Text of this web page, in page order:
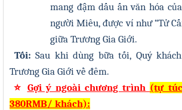
mang đậm dấu ấn văn hóa
người Miêu, được ví như “Tử
giữa Trương Gia Giới.
Tối: Sau khi dùng bữa tối, Quý
Trương Gia Giới về đêm.
⭐ Gợi ý ngoài chương trình (tự
380RMB/ khách):